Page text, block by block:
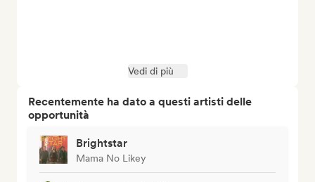
Vedi di più
Recentemente ha dato a questi artisti delle
opportunità
Brightstar
Mama No Likey